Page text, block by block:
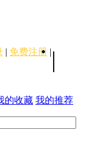
| 免费注册 | |
的收藏 我的推荐